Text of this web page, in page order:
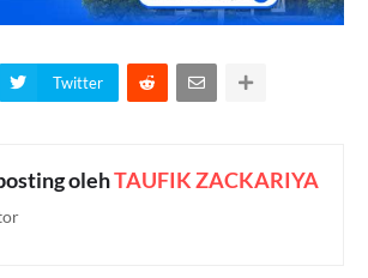
Twitter
olehTAUFIK ZACKARIYA